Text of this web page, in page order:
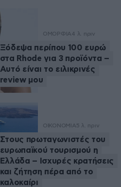
ΟΜΟΡΦΙΑ4 λ. πριν
Ξόδεψα περίπου 100 ευρώ
στα Rhode για 3 προϊόντα –
Αυτό είναι το ειλικρινές
review μου
ΟΙΚΟΝΟΜΙΑ5 λ. πριν
Στους πρωταγωνιστές του
ευρωπαϊκού τουρισμού η
Ελλάδα – Ισχυρές κρατήσεις
και ζήτηση πέρα από το
καλοκαίρι